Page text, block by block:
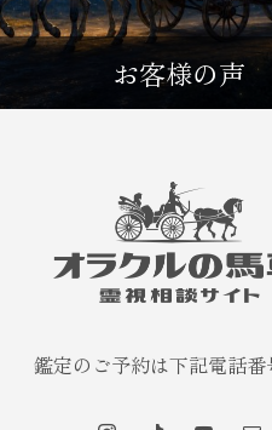
お客様の声
鑑定のご予約は下記電話番